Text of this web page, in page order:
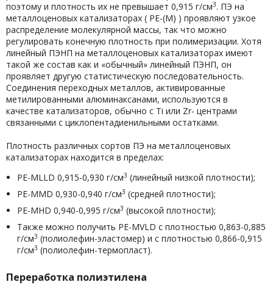
поэтому и плотность их не превышает 0,915 г/см3. ПЭ на
металлоценовых катализаторах ( PE-(M) ) проявляют узкое
распределение молекулярной массы, так что можно
регулировать конечную плотность при полимеризации. Хотя
линейный ПЭНП на металлоценовых катализаторах имеют
такой же состав как и «обычный» линейный ПЭНП, он
проявляет другую статистическую последовательность.
Соединения переходных металлов, активированные
метилированными алюминаксанами, используются в
качестве катализаторов, обычно с Ti или Zr- центрами
связанными с циклопентадиенильными остатками.
Плотность различных сортов ПЭ на металлоценовых
катализаторах находится в пределах:
PE-MLLD 0,915-0,930 г/см3 (линейный низкой плотности);
PE-MMD 0,930-0,940 г/см3 (средней плотности);
PE-MHD 0,940-0,995 г/см3 (высокой плотности);
Также можно получить PE-MVLD с плотностью 0,863-0,885
г/см3 (полиолефин-эластомер) и с плотностью 0,866-0,915
г/см3 (полиолефин-термопласт).
Переработка полиэтилена